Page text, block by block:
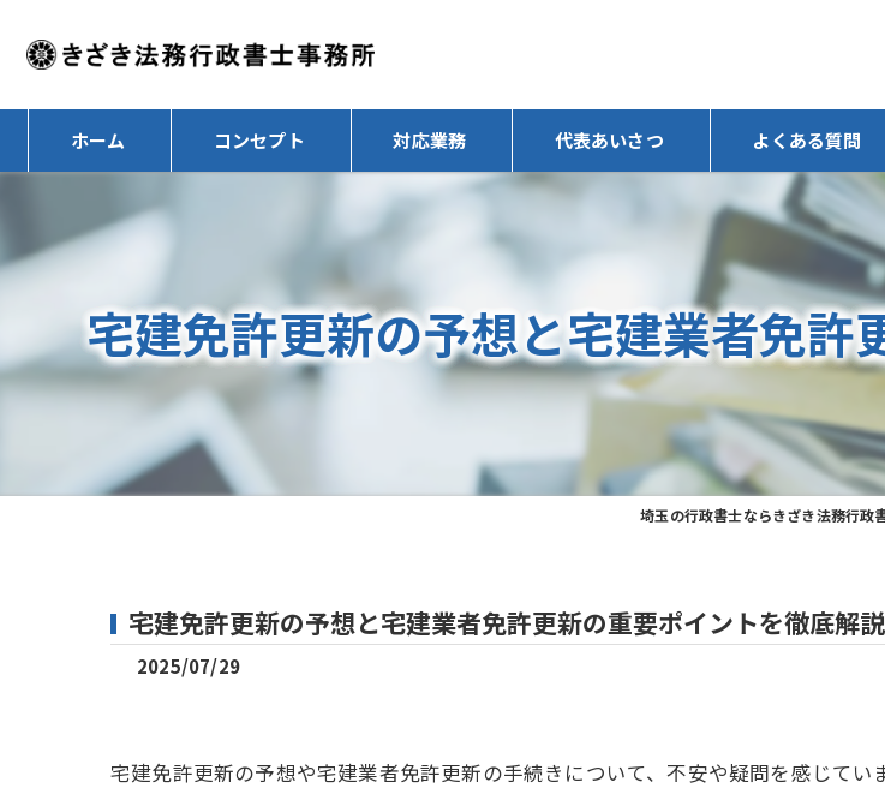
ホーム コンセプト 対応業務 代表あいさつ よくある質問
宅建免許更新の予想と宅建業者免許
埼玉の行政書士ならきざき法務行政
宅建免許更新の予想と宅建業者免許更新の重要ポイントを徹底解説
2025/07/29
宅建免許更新の予想や宅建業者免許更新の手続きについて、不安や疑問を感じて